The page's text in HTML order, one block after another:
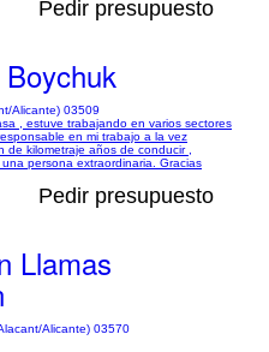
Pedir presupuesto
Alicante) 03509
, estuve trabajando en varios sectores
en mi trabajo a la vez
kilometraje años de conducir ,
persona extraordinaria. Gracias
Pedir presupuesto
Llamas
Alicante) 03570